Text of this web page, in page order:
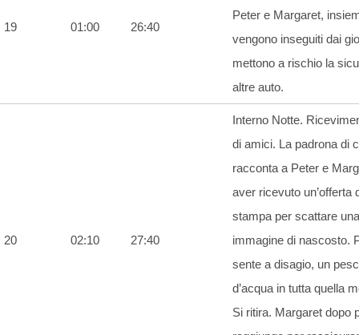
19 01:00 26:40
Peter e Margaret,
vengono inseguiti dai
mettono a rischio la
altre auto.
20 02:10 27:40
Interno Notte.
di amici. La padrona di
racconta a Peter e
aver ricevuto un’offerta
stampa per scattare
immagine di nascosto.
sente a disagio, un
d’acqua in tutta quella
Si ritira. Margaret dopo